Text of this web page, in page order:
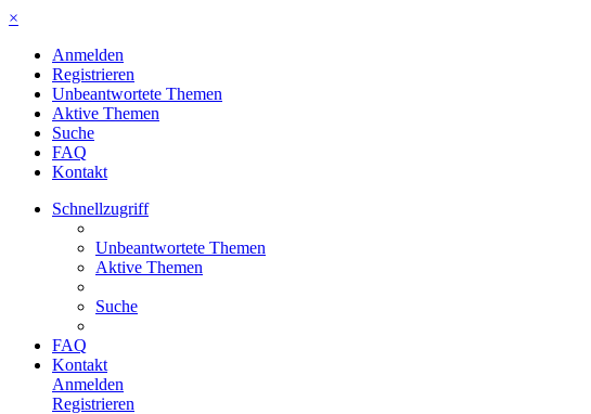
×
Anmelden
Registrieren
Unbeantwortete Themen
Aktive Themen
Suche
FAQ
Kontakt
Schnellzugriff
Unbeantwortete Themen
Aktive Themen
Suche
FAQ
Kontakt
Anmelden
Registrieren